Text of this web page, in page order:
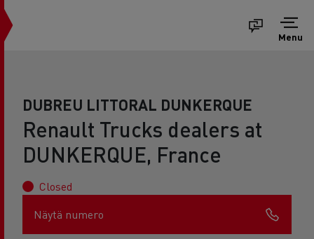
Menu
DUBREU LITTORAL DUNKERQUE
Renault Trucks dealers at
DUNKERQUE, France
Closed
Näytä numero